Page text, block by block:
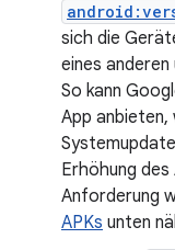
sich die
eines
So kann
App anbieten,
Erhöhung
Anforderung
APKs unten